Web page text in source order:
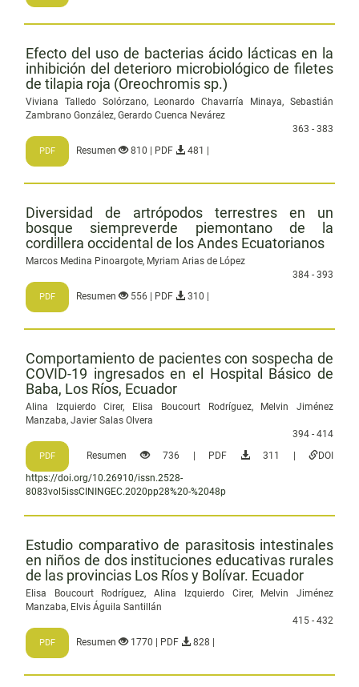
Efecto del uso de bacterias ácido lácticas en la
inhibición del deterioro microbiológico de filetes
de tilapia roja (Oreochromis sp.)
Viviana Talledo Solórzano, Leonardo Chavarría Minaya, Sebastián
Zambrano González, Gerardo Cuenca Nevárez
363 - 383
PDF Resumen 810 | PDF 481 |
Diversidad de artrópodos terrestres en un
bosque siempreverde piemontano de la
cordillera occidental de los Andes Ecuatorianos
Marcos Medina Pinoargote, Myriam Arias de López
384 - 393
PDF Resumen 556 | PDF 310 |
Comportamiento de pacientes con sospecha de
COVID-19 ingresados en el Hospital Básico de
Baba, Los Ríos, Ecuador
Alina Izquierdo Cirer, Elisa Boucourt Rodríguez, Melvin Jiménez
Manzaba, Javier Salas Olvera
394 - 414
PDF Resumen 736 | PDF 311 |
DOI
https://doi.org/10.26910/issn.2528-
8083vol5issCININGEC.2020pp28%20-%2048p
Estudio comparativo de parasitosis intestinales
en niños de dos instituciones educativas rurales
de las provincias Los Ríos y Bolívar. Ecuador
Elisa Boucourt Rodríguez, Alina Izquierdo Cirer, Melvin Jiménez
Manzaba, Elvis Águila Santillán
415 - 432
PDF Resumen 1770 | PDF 828 |